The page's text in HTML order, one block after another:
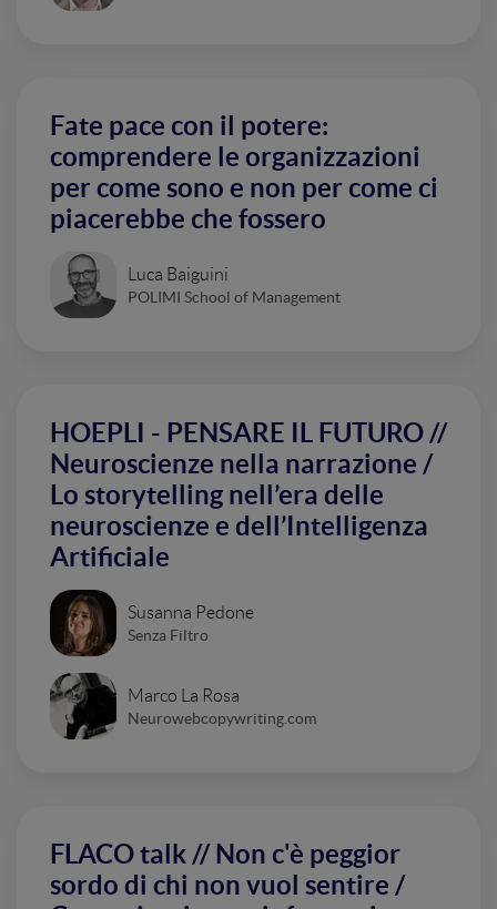
Fate pace con il potere:
comprendere le organizzazioni
per come sono e non per come ci
piacerebbe che fossero
Luca Baiguini
POLIMI School of Management
HOEPLI - PENSARE IL FUTURO //
Neuroscienze nella narrazione /
Lo storytelling nell’era delle
neuroscienze e dell’Intelligenza
Artificiale
Susanna Pedone
Senza Filtro
Marco La Rosa
Neurowebcopywriting.com
FLACO talk // Non c'è peggior
sordo di chi non vuol sentire /